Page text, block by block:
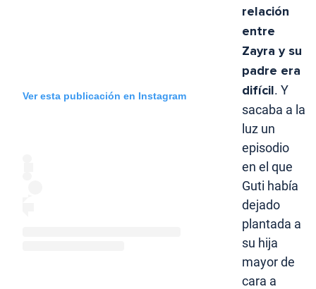
Ver esta publicación en Instagram
relación
entre
Zayra y su
padre era
difícil. Y
sacaba a la
luz un
episodio
en el que
Guti había
dejado
plantada a
su hija
mayor de
cara a